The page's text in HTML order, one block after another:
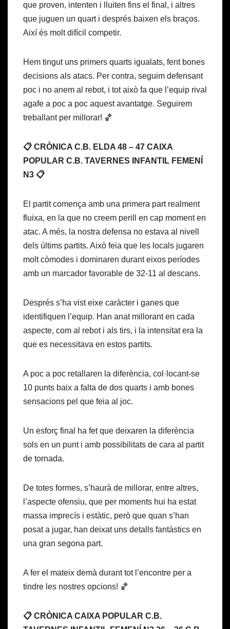
que proven, intenten i lluiten fins el final, i altres
que juguen un quart i després baixen els braços.
Així és molt difícil competir.
Hem tingut uns primers quarts igualats, fent bones
decisions als atacs. Per contra, seguim defensant
poc i no anem al rebot, i tot això fa que l’equip rival
agafe a poc a poc aquest avantatge. Seguirem
treballant per millorar! 🏀
📋 CRÒNICA C.B. ELDA 48 – 47 CAIXA
POPULAR C.B. TAVERNES INFANTIL FEMENÍ
N3 📋
El partit comença amb una primera part realment
fluixa, en la que no creem perill en cap moment en
atac. A més, la nostra defensa no estava al nivell
dels últims partits. Això feia que les locals jugaren
molt còmodes i dominaren durant eixos períodes
amb un marcador favorable de 32-11 al descans.
Després s’ha vist eixe caràcter i ganes que
identifiquen l’equip. Han anat millorant en cada
aspecte, com al rebot i als tirs, i la intensitat era la
que es necessitava en estos partits.
A poc a poc retallaren la diferència, col·locant-se
10 punts baix a falta de dos quarts i amb bones
sensacions pel que feia al joc.
Un esforç final ha fet que deixaren la diferència
sols en un punt i amb possibilitats de cara al partit
de tornada.
De totes formes, s’haurà de millorar, entre altres,
l’aspecte ofensiu, que per moments hui ha estat
massa imprecís i estàtic, però que quan s’han
posat a jugar, han deixat uns detalls fantàstics en
una gran segona part.
A fer el mateix demà durant tot l’encontre per a
tindre les nostres opcions! 🏀
📋 CRÒNICA CAIXA POPULAR C.B.